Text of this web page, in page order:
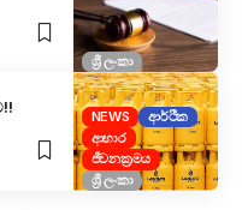
ශ්‍රී ලංකා
NEWS
ආර්ථික
ආහාර
ජීවනක්‍රමය
ශ්‍රී ලංකා